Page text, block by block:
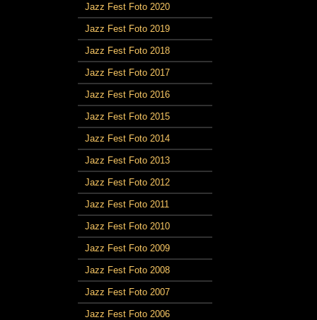
Jazz Fest Foto 2020
Jazz Fest Foto 2019
Jazz Fest Foto 2018
Jazz Fest Foto 2017
Jazz Fest Foto 2016
Jazz Fest Foto 2015
Jazz Fest Foto 2014
Jazz Fest Foto 2013
Jazz Fest Foto 2012
Jazz Fest Foto 2011
Jazz Fest Foto 2010
Jazz Fest Foto 2009
Jazz Fest Foto 2008
Jazz Fest Foto 2007
Jazz Fest Foto 2006